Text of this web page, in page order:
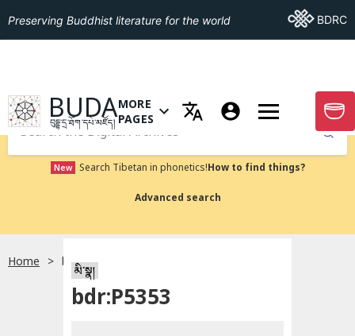
Preserving Buddhist literature for the world Go ToBDRC
GO TO HOMEPAGE
BUDA
བུདྡྷ་དྲ་ཐོག་དཔེ་མཛོད།
OPEN MENU OF MORE PAGES
MORE
PAGES
GO
Submit
New Search Tibetan in phonetics!How to find things?
Advanced search
Home bdr:P5353
མི་སྣ།
bdr:P5353